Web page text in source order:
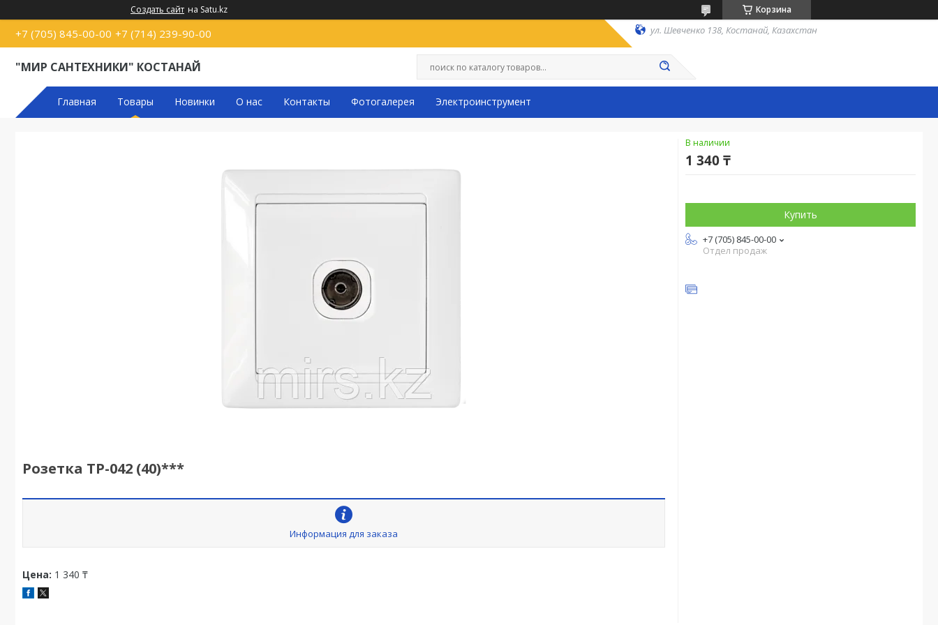
Создать сайт на Satu.kz Корзина
+7 (705) 845-00-00 +7 (714) 239-90-00 ул. Шевченко 138, Костанай, Казахстан
"МИР САНТЕХНИКИ" КОСТАНАЙ
Главная Товары Новинки О нас Контакты Фотогалерея Электроинструмент
Розетка ТР-042 (40)***
Информация для заказа
Цена: 1 340 ₸
В наличии
1 340 ₸
Купить
+7 (705) 845-00-00
Отдел продаж